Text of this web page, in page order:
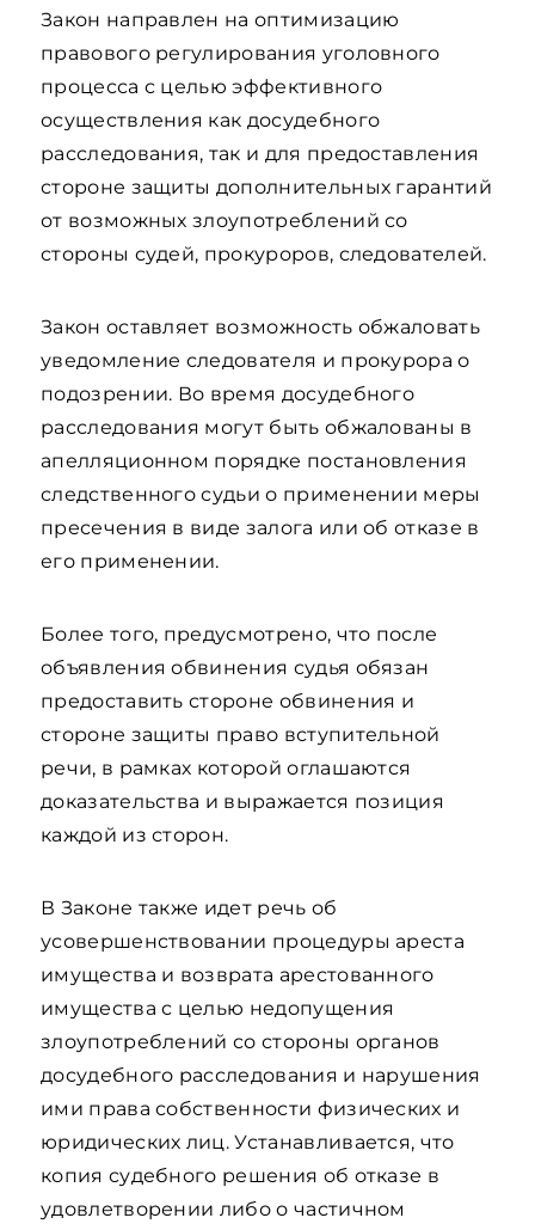
Закон направлен на оптимизацию
правового регулирования уголовного
процесса с целью эффективного
осуществления как досудебного
расследования, так и для предоставления
стороне защиты дополнительных гарантий
от возможных злоупотреблений со
стороны судей, прокуроров, следователей.
Закон оставляет возможность обжаловать
уведомление следователя и прокурора о
подозрении. Во время досудебного
расследования могут быть обжалованы в
апелляционном порядке постановления
следственного судьи о применении меры
пресечения в виде залога или об отказе в
его применении.
Более того, предусмотрено, что после
объявления обвинения судья обязан
предоставить стороне обвинения и
стороне защиты право вступительной
речи, в рамках которой оглашаются
доказательства и выражается позиция
каждой из сторон.
В Законе также идет речь об
усовершенствовании процедуры ареста
имущества и возврата арестованного
имущества с целью недопущения
злоупотреблений со стороны органов
досудебного расследования и нарушения
ими права собственности физических и
юридических лиц. Устанавливается, что
копия судебного решения об отказе в
удовлетворении либо о частичном